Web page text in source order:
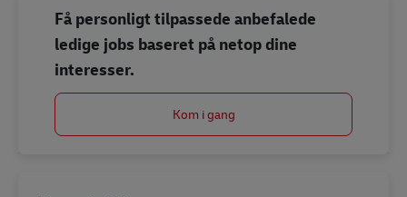
Få personligt tilpassede anbefalede
ledige jobs baseret på netop dine
interesser.
Kom i gang